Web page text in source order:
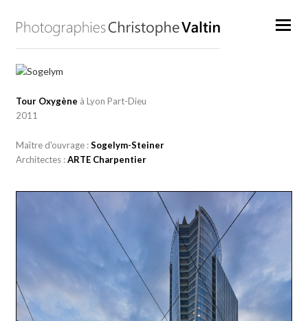
Tour Oxygène à Lyon Part-Dieu
2011
Maître d'ouvrage :Sogelym-Steiner
Architectes :ARTE Charpentier